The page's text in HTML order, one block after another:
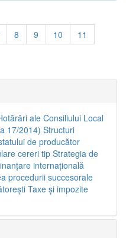
8 9 10
11
ale Consiliului Local
17/2014) Structuri
de producător
cereri tipStrategia de
internaţională
procedurii succesorale
Taxe şi impozite